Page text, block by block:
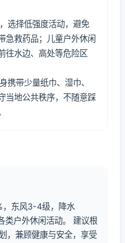
选择低强度活动，避免
急救药品；儿童户外休闲
往水边、高处等危险区
携带少量纸巾、湿巾、
当地公共秩序，不随意踩
东风3-4级，降水
类户外休闲活动。 建议根
，兼顾健康与安全，享受